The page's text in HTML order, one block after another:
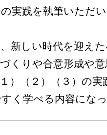
実践を執筆いただ
新しい時代を迎え
くりや合意形成や
）（２）（３）の実
く学べる内容にな